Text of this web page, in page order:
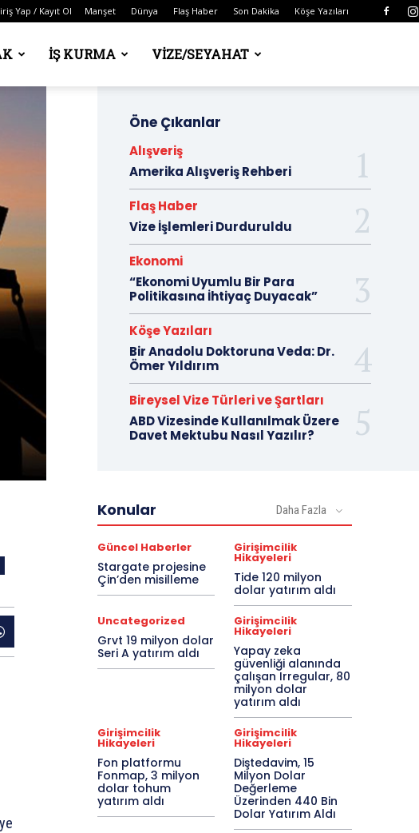
Yap / Kayıt Ol Manşet Dünya Flaş Haber Son Dakika Köşe Yazıları
İŞ KURMA VIZE/SEYAHAT
Öne Çıkanlar
Alışveriş
Amerika Alışveriş Rehberi
Flaş Haber
Vize İşlemleri Durduruldu
Ekonomi
“Ekonomi Uyumlu Bir Para
Politikasına İhtiyaç Duyacak”
Köşe Yazıları
Bir Anadolu Doktoruna Veda: Dr.
Ömer Yıldırım
Bireysel Vize Türleri ve Şartları
ABD Vizesinde Kullanılmak Üzere
Davet Mektubu Nasıl Yazılır?
Konular Daha Fazla
Güncel Haberler
Stargate projesine
Çin’den misilleme
Girişimcilik
Hikayeleri
Tide 120 milyon
dolar yatırım aldı
Uncategorized
Grvt 19 milyon dolar
Seri A yatırım aldı
Girişimcilik
Hikayeleri
Yapay zeka
güvenliği alanında
çalışan Irregular, 80
milyon dolar
yatırım aldı
Girişimcilik
Hikayeleri
Fon platformu
Fonmap, 3 milyon
dolar tohum
yatırım aldı
Girişimcilik
Hikayeleri
Diştedavim, 15
Milyon Dolar
Değerleme
Üzerinden 440 Bin
Dolar Yatırım Aldı